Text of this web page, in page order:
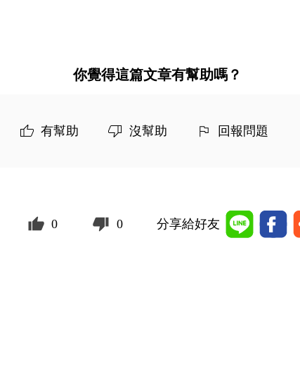
你覺得這篇文章有幫助嗎？
有幫助 沒幫助 回報問題
0 0 分享給好友